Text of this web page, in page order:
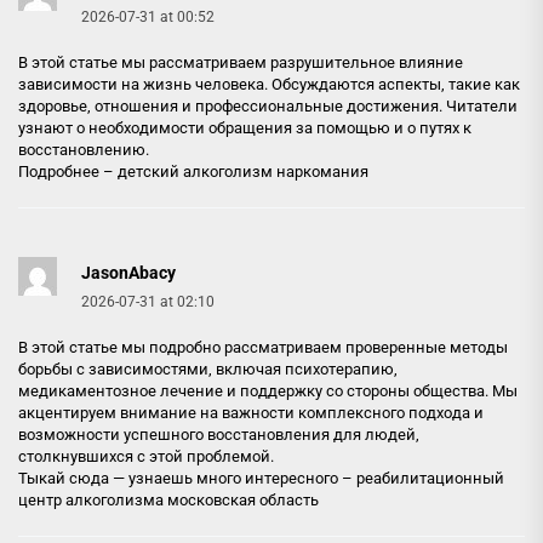
2026-07-31 at 00:52
В этой статье мы рассматриваем разрушительное влияние
зависимости на жизнь человека. Обсуждаются аспекты, такие как
здоровье, отношения и профессиональные достижения. Читатели
узнают о необходимости обращения за помощью и о путях к
восстановлению.
Подробнее – детский алкоголизм наркомания
JasonAbacy
2026-07-31 at 02:10
В этой статье мы подробно рассматриваем проверенные методы
борьбы с зависимостями, включая психотерапию,
медикаментозное лечение и поддержку со стороны общества. Мы
акцентируем внимание на важности комплексного подхода и
возможности успешного восстановления для людей,
столкнувшихся с этой проблемой.
Тыкай сюда — узнаешь много интересного – реабилитационный
центр алкоголизма московская область